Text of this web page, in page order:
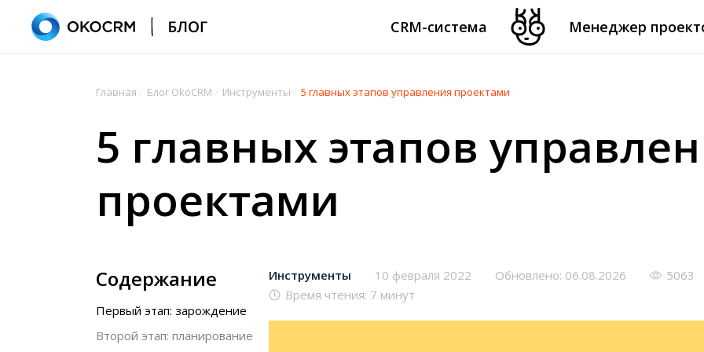
CRM-система Менеджер
Главная Блог OkoCRM Инструменты 5 главных этапов управления проектами
5 главных этапов
проектами
Содержание
Первый этап: зарождение
Второй этап: планирование
Инструменты 10 февраля 2022 Обновлено: 06.08.2026
5063
Время чтения: 7 минут